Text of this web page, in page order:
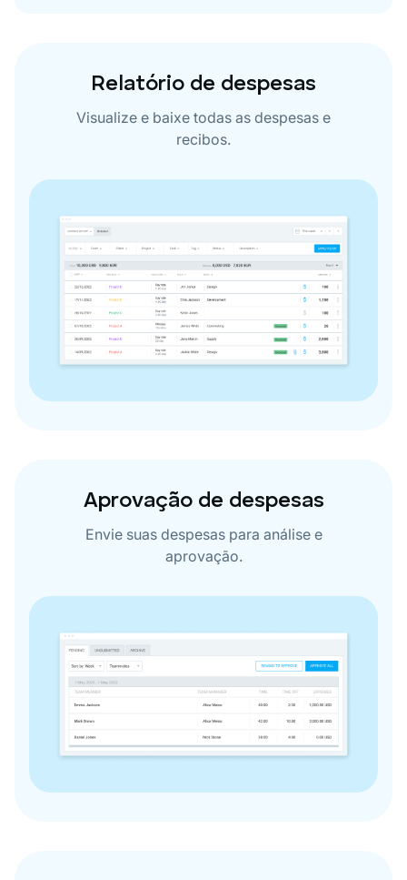
Relatório de despesas
Visualize e baixe todas as despesas e
recibos.
Aprovação de despesas
Envie suas despesas para análise e
aprovação.